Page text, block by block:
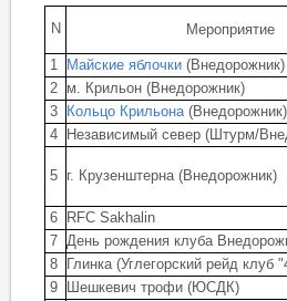
N Мероприятие
1 Майские яблочки (Внедорожник)
2 м. Крильон (Внедорожник)
3
Кольцо Крильона(Внедорожник)
4
Независимый север (Штурм/
5 г. Крузенштерна (Внедорожник)
6 RFC Sakhalin
7 День рождения клуба
8
Глинка (Углегорский рейд клуб
9
Шешкевич трофи (ЮСДК)